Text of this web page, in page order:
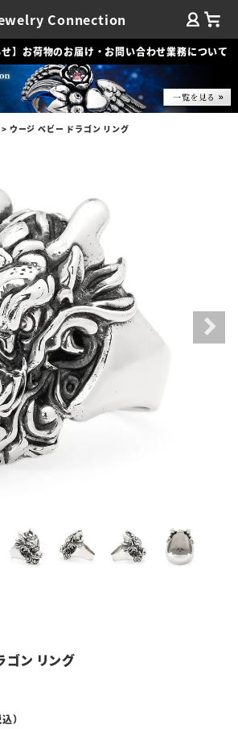
Connection
せ】お荷物のお届け・お問い合わせ業務について
ウージ ベビー ドラゴン リング
ゴン リング